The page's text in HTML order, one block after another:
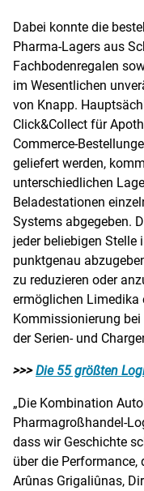
Dabei konnte die
Pharma-Lagers aus
Fachbodenregalen
im Wesentlichen
von Knapp.
Click&Collect für
Commerce-
geliefert werden,
unterschiedlichen
Beladestationen
Systems abgegeben.
jeder beliebigen
punktgenau
zu reduzieren oder
ermöglichen Limedika
Kommissionierung
der Serien- und
>>>Die 55 größten
„Die Kombination
Pharmagroßhandel-
dass wir Geschichte
über die Performance,
Arûnas Grigaliûnas,